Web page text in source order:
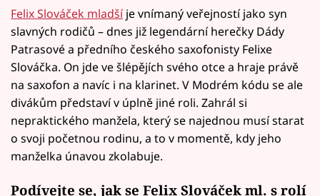
Felix Slováček mladší je vnímaný veřejností jako syn
slavných rodičů – dnes již legendární herečky Dády
Patrasové a předního českého saxofonisty Felixe
Slováčka. On jde ve šlépějích svého otce a hraje právě
na saxofon a navíc i na klarinet. V Modrém kódu se ale
divákům představí v úplně jiné roli. Zahrál si
nepraktického manžela, který se najednou musí starat
o svoji početnou rodinu, a to v momentě, kdy jeho
manželka únavou zkolabuje.
Podívejte se, jak se Felix Slováček ml. s rolí